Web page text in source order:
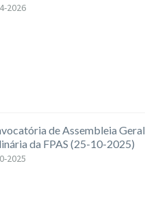
2026
de Assembleia Geral
da FPAS (25-10-2025)
2025